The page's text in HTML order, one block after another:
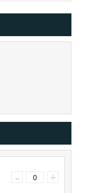
- +